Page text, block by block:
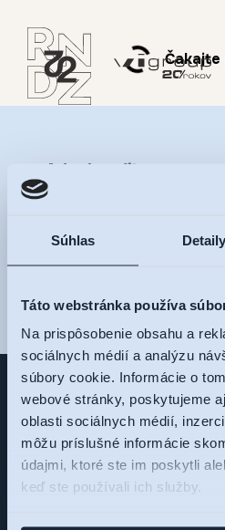
Súhlas Detaily
Táto webstránka používa
Na prispôsobenie obsahu a
sociálnych médií a analýzu
súbory cookie. Informácie o
webové stránky, poskytujeme
oblasti sociálnych médií,
môžu príslušné informácie
údajmi, ktoré ste im poskytli
keď ste používali ich služby.
Čakajte
Nalaďte sa
váš e-
Sme tu pre
pýtajte sa